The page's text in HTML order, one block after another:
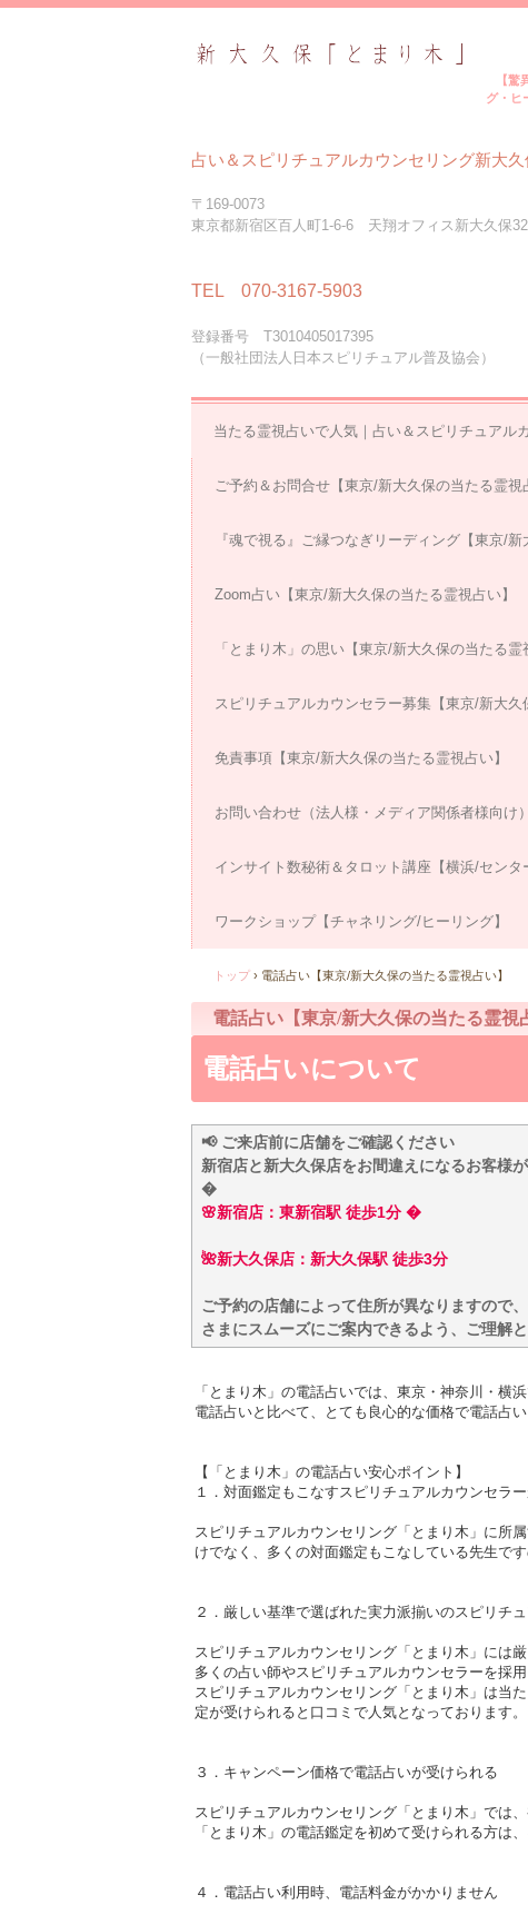
【
グ・ヒ
占い＆スピリチュアルカウンセリング新大久
〒169-0073
東京都新宿区百人町1-6-6 天翔オフィス新大久保
TEL 070-3167-5903
登録番号 T3010405017395
（一般社団法人日本スピリチュアル普及協会）
当たる霊視占いで人気｜占い＆スピリチュアル
ご予約＆お問合せ【東京/新大久保の当たる霊視
『魂で視る』ご縁つなぎリーディング【東京/新
Zoom占い【東京/新大久保の当たる霊視占い】
「とまり木」の思い【東京/新大久保の当たる霊
スピリチュアルカウンセラー募集【東京/新大久
免責事項【東京/新大久保の当たる霊視占い】
お問い合わせ（法人様・メディア関係者様向け
インサイト数秘術＆タロット講座【横浜/センタ
ワークショップ【チャネリング/ヒーリング】
トップ › 電話占い【東京/新大久保の当たる霊視占い】
電話占い【東京/新大久保の当たる霊視
電話占いについて
📢 ご来店前に店舗をご確認ください
新宿店と新大久保店をお間違えになるお客様
�
🌸新宿店：東新宿駅 徒歩1分 �
🌺新大久保店：新大久保駅 徒歩3分
ご予約の店舗によって住所が異なりますので
さまにスムーズにご案内できるよう、ご理解
「とまり木」の電話占いでは、東京・神奈川・横
電話占いと比べて、とても良心的な価格で電話占
【「とまり木」の電話占い安心ポイント】
１．対面鑑定もこなすスピリチュアルカウンセラ
スピリチュアルカウンセリング「とまり木」に所
けでなく、多くの対面鑑定もこなしている先生です
２．厳しい基準で選ばれた実力派揃いのスピリチ
スピリチュアルカウンセリング「とまり木」には
多くの占い師やスピリチュアルカウンセラーを採
スピリチュアルカウンセリング「とまり木」は当
定が受けられると口コミで人気となっております。
３．キャンペーン価格で電話占いが受けられる
スピリチュアルカウンセリング「とまり木」では
「とまり木」の電話鑑定を初めて受けられる方は
４．電話占い利用時、電話料金がかかりません